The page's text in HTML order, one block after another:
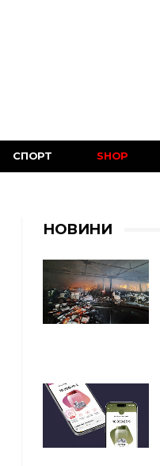
СПОРТ SHOP
НОВИНИ